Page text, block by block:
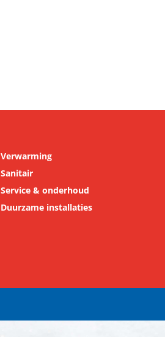
Verwarming
Sanitair
Service & onderhoud
Duurzame installaties